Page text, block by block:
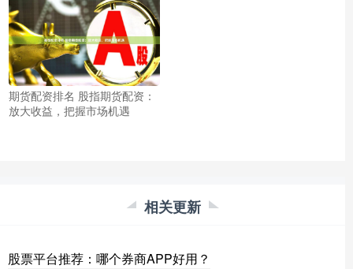
期货配资排名 股指期货配资：
放大收益，把握市场机遇
相关更新
股票平台推荐：哪个券商APP好用？